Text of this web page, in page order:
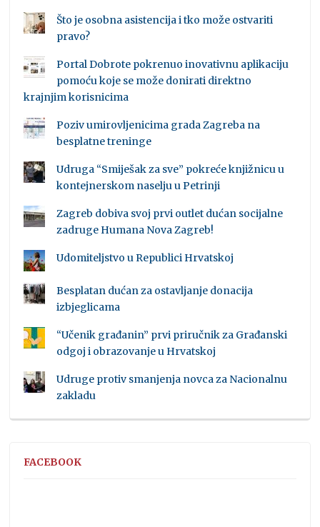
Što je osobna asistencija i tko može ostvariti
pravo?
Portal Dobrote pokrenuo inovativnu aplikaciju
pomoću koje se može donirati direktno
krajnjim korisnicima
Poziv umirovljenicima grada Zagreba na
besplatne treninge
Udruga “Smiješak za sve” pokreće knjižnicu u
kontejnerskom naselju u Petrinji
Zagreb dobiva svoj prvi outlet dućan socijalne
zadruge Humana Nova Zagreb!
Udomiteljstvo u Republici Hrvatskoj
Besplatan dućan za ostavljanje donacija
izbjeglicama
“Učenik građanin” prvi priručnik za Građanski
odgoj i obrazovanje u Hrvatskoj
Udruge protiv smanjenja novca za Nacionalnu
zakladu
FACEBOOK